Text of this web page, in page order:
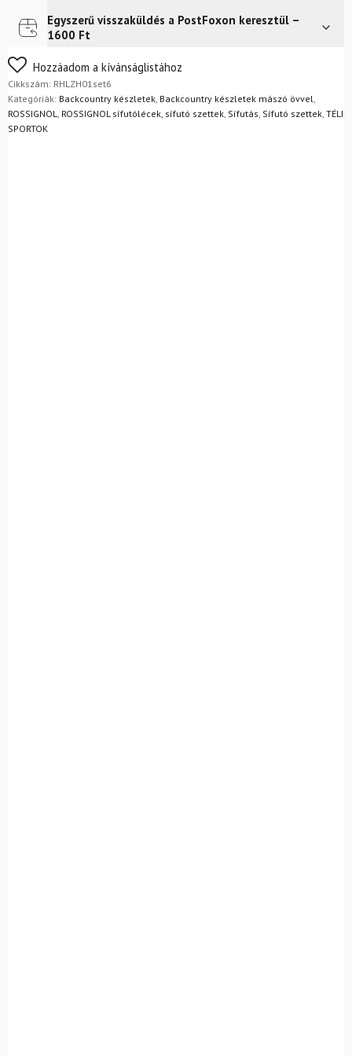
övekkel
+
Fischer
cipőkkel
+
rudak
mennyiség
Futár a címreIngyenes
Egyszerű visszaküldés a PostFoxon keresztül –
1600 Ft
Nem biztos a választásában? Semmi gond – a terméket
egyszerűen visszaküldheti 14 napon belül, indoklás nélkül.
Mik a visszaküldés feltételei?
Hozzáadom a kívánságlistához
Cikkszám: RHLZH01set6
Kategóriák: Backcountry készletek, Backcountry készletek mászó övvel,
ROSSIGNOL, ROSSIGNOL sífutólécek, sífutó szettek, Sífutás, Sífutó szettek, TÉLI
SPORTOK